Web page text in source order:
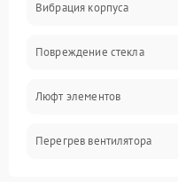
Вибрация корпуса
Повреждение стекла
Люфт элементов
Перегрев вентилятора